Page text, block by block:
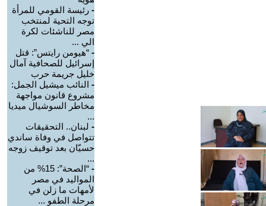
- رئيسة القومي للمرأة
توجه التحية لمنتخب
مصر للناشئات لكرة
الي ...
- “هيومن رايتس”: قتل
إسرائيل للصحافية آمال
خليل جريمة حرب
- النائب ميشيل الجمل:
مشروع قانون مواجهة
مخاطر السوشيال ميديا
...
- لبنان.. التحقيقات
تتواصل في وفاة ساندي
حسيّان بعد توقيف زوجه
...
-
“الصحة”: 15% من
المواليد في مصر
لأمهات ما زلن في
مرحلة الطفو ...